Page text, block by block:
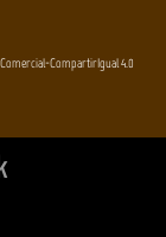
CompartirIgual 4.0